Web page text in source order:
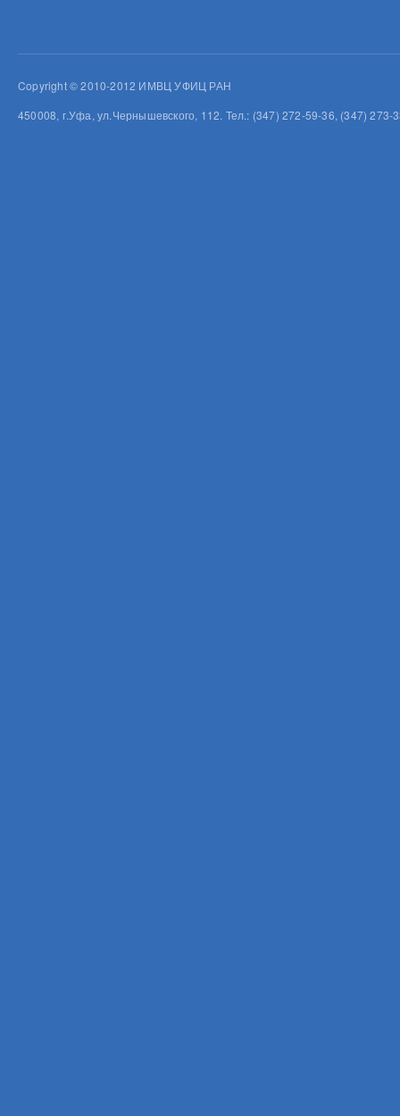
Copyright © 2010-2012 ИМВЦ УФИЦ РАН
450008, г.Уфа, ул.Чернышевского, 112. Тел.: (347) 272-59-36, (347)